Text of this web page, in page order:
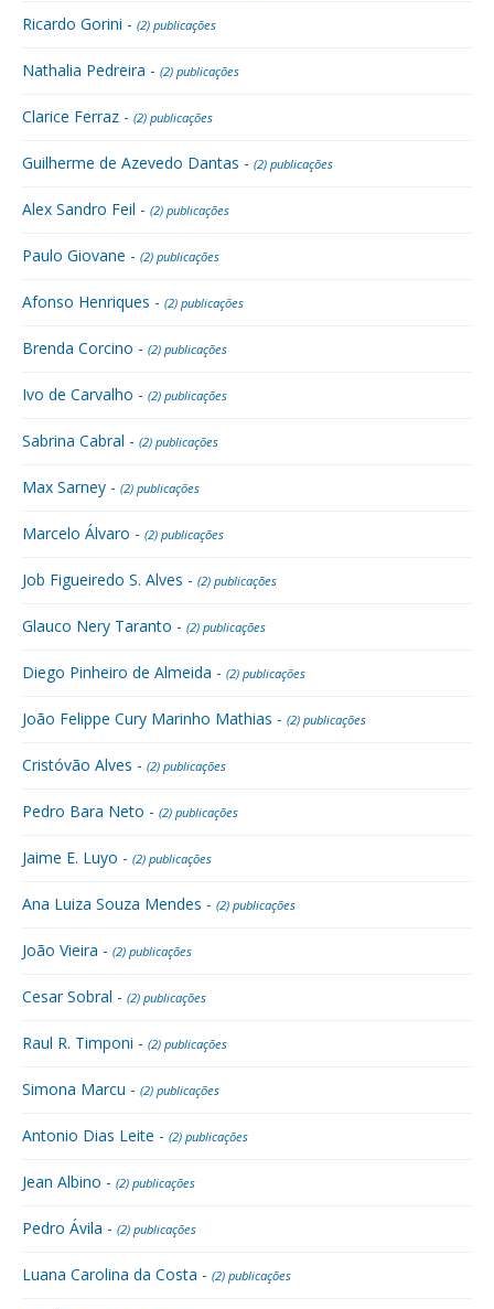
Ricardo Gorini - (2) publicações
Nathalia Pedreira - (2) publicações
Clarice Ferraz - (2) publicações
Guilherme de Azevedo Dantas - (2) publicações
Alex Sandro Feil - (2) publicações
Paulo Giovane - (2) publicações
Afonso Henriques - (2) publicações
Brenda Corcino - (2) publicações
Ivo de Carvalho - (2) publicações
Sabrina Cabral - (2) publicações
Max Sarney - (2) publicações
Marcelo Álvaro - (2) publicações
Job Figueiredo S. Alves - (2) publicações
Glauco Nery Taranto - (2) publicações
Diego Pinheiro de Almeida - (2) publicações
João Felippe Cury Marinho Mathias - (2) publicações
Cristóvão Alves - (2) publicações
Pedro Bara Neto - (2) publicações
Jaime E. Luyo - (2) publicações
Ana Luiza Souza Mendes - (2) publicações
João Vieira - (2) publicações
Cesar Sobral - (2) publicações
Raul R. Timponi - (2) publicações
Simona Marcu - (2) publicações
Antonio Dias Leite - (2) publicações
Jean Albino - (2) publicações
Pedro Ávila - (2) publicações
Luana Carolina da Costa - (2) publicações